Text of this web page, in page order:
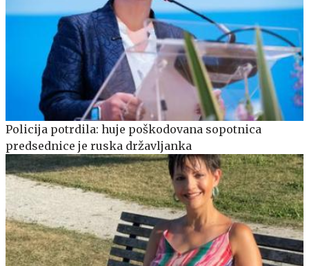
Policija potrdila: huje poškodovana sopotnica
predsednice je ruska državljanka